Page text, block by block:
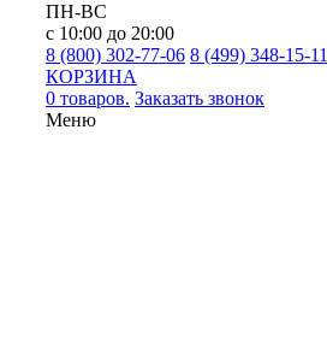
ПН-ВС
с 10:00 до 20:00
8 (800) 302-77-06 8 (499) 348-15-11
КОРЗИНА
0 товаров. Заказать звонок
Меню